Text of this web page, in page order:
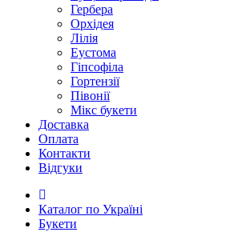
Гербера
Орхідея
Лілія
Еустома
Гіпсофіла
Гортензії
Півонії
Мікс букети
Доставка
Оплата
Контакти
Відгуки
Каталог по Україні
Букети